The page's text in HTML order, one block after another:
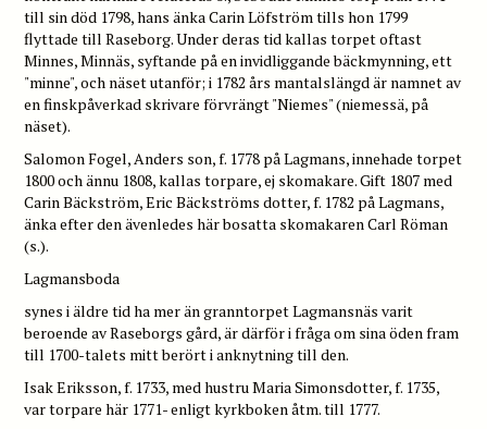
till sin död 1798, hans änka Carin Löfström tills hon 1799
flyttade till Raseborg. Under deras tid kallas torpet oftast
Minnes, Minnäs, syftande på en invidliggande bäckmynning, ett
"minne", och näset utanför; i 1782 års mantalslängd är namnet av
en finskpåverkad skrivare förvrängt "Niemes" (niemessä, på
näset).
Salomon Fogel, Anders son, f. 1778 på Lagmans, innehade torpet
1800 och ännu 1808, kallas torpare, ej skomakare. Gift 1807 med
Carin Bäckström, Eric Bäckströms dotter, f. 1782 på Lagmans,
änka efter den ävenledes här bosatta skomakaren Carl Röman
(s.).
Lagmansboda
synes i äldre tid ha mer än granntorpet Lagmansnäs varit
beroende av Raseborgs gård, är därför i fråga om sina öden fram
till 1700-talets mitt berört i anknytning till den.
Isak Eriksson, f. 1733, med hustru Maria Simonsdotter, f. 1735,
var torpare här 1771- enligt kyrkboken åtm. till 1777.